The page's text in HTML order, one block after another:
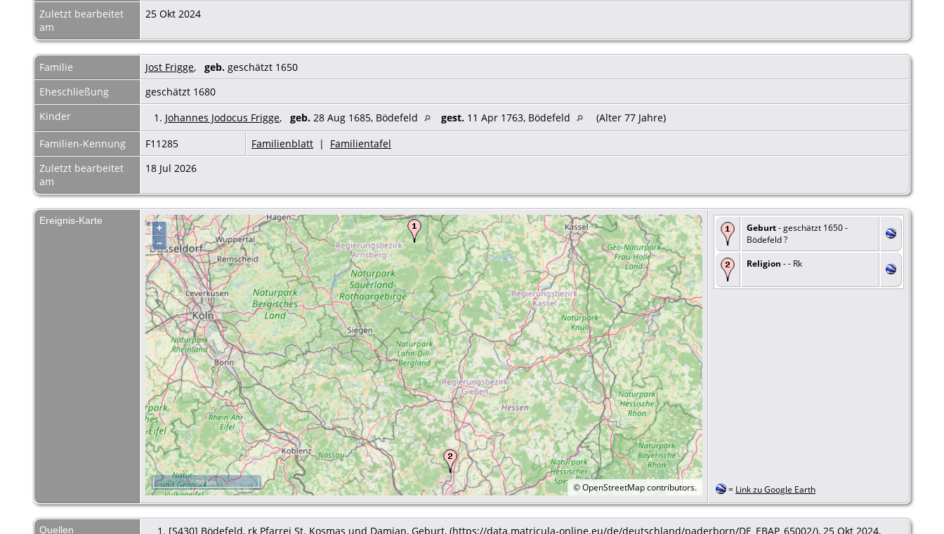
Zuletzt bearbeitet
am
25 Okt 2024
Familie Jost Frigge, geb. geschätzt 1650
Eheschließung
geschätzt 1680
Kinder
1. Johannes Jodocus Frigge, geb. 28 Aug 1685, Bödefeld gest. 11 Apr 1763, Bödefeld
(Alter 77 Jahre)
Familien-Kennung
F11285 Familienblatt | Familientafel
Zuletzt bearbeitet
am
18 Jul 2026
Ereignis-Karte
+
–
©OpenStreetMapcontributors.
50 km
Geburt- geschätzt 1650 -
Bödefeld ?
Religion - - Rk
= Link zu Google Earth
Quellen [S430] Bödefeld, rk Pfarrei St. Kosmas und Damian, Geburt, (https://data.matricula-online.eu/de/deutschland/paderborn/DE_EBAP_65002/), 25 Okt 2024,